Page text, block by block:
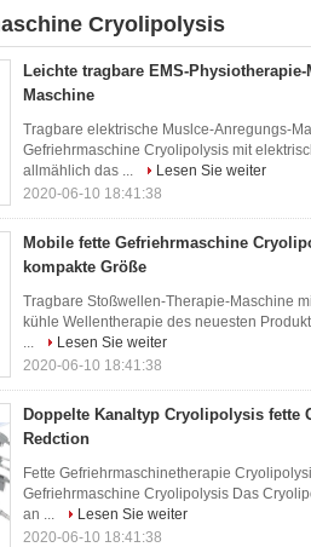
Cryolipolysis
Leichte tragbare EMS-
Maschine
Tragbare elektrische Muslce-Anregungs-
Gefriehrmaschine Cryolipolysis mit
allmählich das ...
Lesen Sie weiter
2020-06-10 18:41:38
Mobile fette Gefriehrmaschine
kompakte Größe
Tragbare Stoßwellen-Therapie-Maschine
kühle Wellentherapie des neuesten
...
Lesen Sie weiter
2020-06-10 18:41:38
Doppelte Kanaltyp Cryolipolysis fette
Redction
Fette Gefriehrmaschinetherapie
Gefriehrmaschine Cryolipolysis Das
an ...
Lesen Sie weiter
2020-06-10 18:41:38